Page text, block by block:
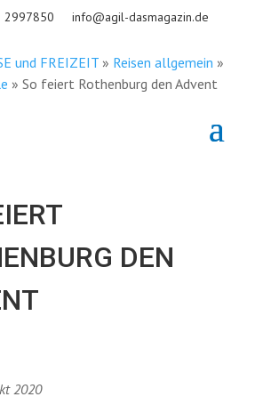
2997850 info@agil-dasmagazin.de
und FREIZEIT» Reisen allgemein »
» So feiert Rothenburg den Advent
DEN
2020